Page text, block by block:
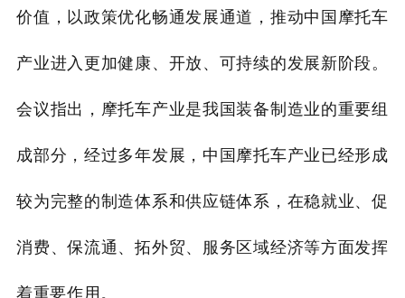
价值，以政策优化畅通发展通道，推动中国摩托车
产业进入更加健康、开放、可持续的发展新阶段。
会议指出，摩托车产业是我国装备制造业的重要组
成部分，经过多年发展，中国摩托车产业已经形成
较为完整的制造体系和供应链体系，在稳就业、促
消费、保流通、拓外贸、服务区域经济等方面发挥
着重要作用。